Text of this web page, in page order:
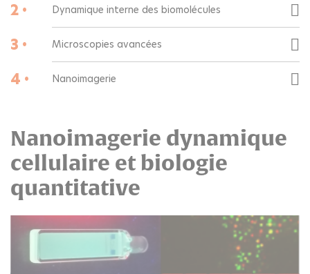
2 • Dynamique interne des biomolécules
3 • Microscopies avancées
4 • Nanoimagerie
Nanoimagerie dynamique
cellulaire et biologie
quantitative